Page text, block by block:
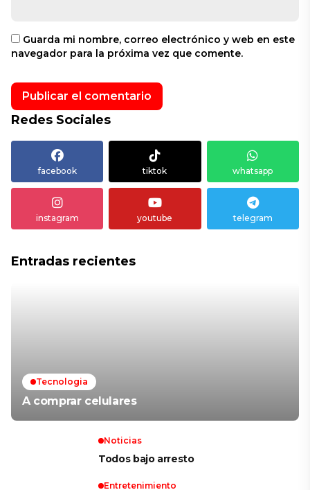
Guarda mi nombre, correo electrónico y web en este
navegador para la próxima vez que comente.
Redes Sociales
facebook tiktok whatsapp
instagram youtube telegram
Entradas recientes
Tecnologia
A comprar celulares
Noticias
Todos bajo arresto
Entretenimiento